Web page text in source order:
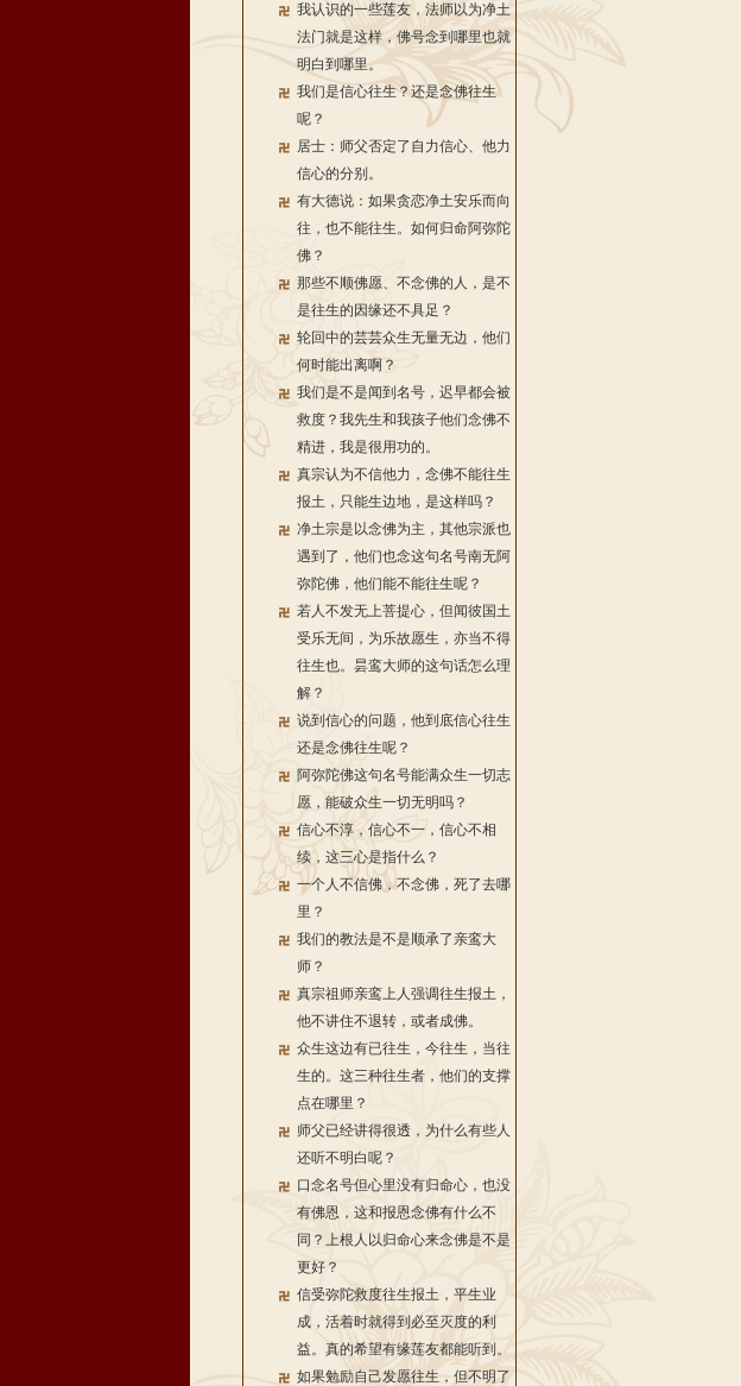
我认识的一些莲友，法师以为净土
法门就是这样，佛号念到哪里也就
明白到哪里。
我们是信心往生？还是念佛往生
呢？
居士：师父否定了自力信心、他力
信心的分别。
有大德说：如果贪恋净土安乐而向
往，也不能往生。如何归命阿弥陀
佛？
那些不顺佛愿、不念佛的人，是不
是往生的因缘还不具足？
轮回中的芸芸众生无量无边，他们
何时能出离啊？
我们是不是闻到名号，迟早都会被
救度？我先生和我孩子他们念佛不
精进，我是很用功的。
真宗认为不信他力，念佛不能往生
报土，只能生边地，是这样吗？
净土宗是以念佛为主，其他宗派也
遇到了，他们也念这句名号南无阿
弥陀佛，他们能不能往生呢？
若人不发无上菩提心，但闻彼国土
受乐无间，为乐故愿生，亦当不得
往生也。昙鸾大师的这句话怎么理
解？
说到信心的问题，他到底信心往生
还是念佛往生呢？
阿弥陀佛这句名号能满众生一切志
愿，能破众生一切无明吗？
信心不淳，信心不一，信心不相
续，这三心是指什么？
一个人不信佛，不念佛，死了去哪
里？
我们的教法是不是顺承了亲鸾大
师？
真宗祖师亲鸾上人强调往生报土，
他不讲住不退转，或者成佛。
众生这边有已往生，今往生，当往
生的。这三种往生者，他们的支撑
点在哪里？
师父已经讲得很透，为什么有些人
还听不明白呢？
口念名号但心里没有归命心，也没
有佛恩，这和报恩念佛有什么不
同？上根人以归命心来念佛是不是
更好？
信受弥陀救度往生报土，平生业
成，活着时就得到必至灭度的利
益。真的希望有缘莲友都能听到。
如果勉励自己发愿往生，但不明了